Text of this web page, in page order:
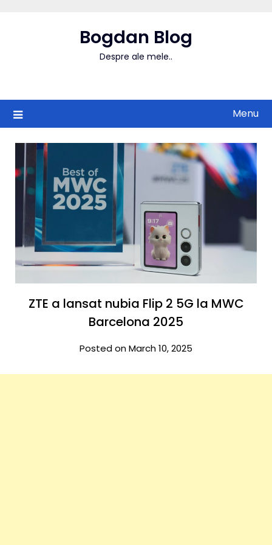
Bogdan Blog
Despre ale mele..
Menu
ZTE a lansat nubia Flip 2 5G la MWC
Barcelona 2025
Posted on March 10, 2025